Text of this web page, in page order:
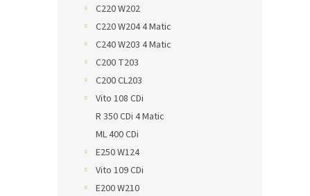
C220 W202
C220 W204 4 Matic
C240 W203 4 Matic
C200 T203
C200 CL203
Vito 108 CDi
R 350 CDi 4 Matic
ML 400 CDi
E250 W124
Vito 109 CDi
E200 W210